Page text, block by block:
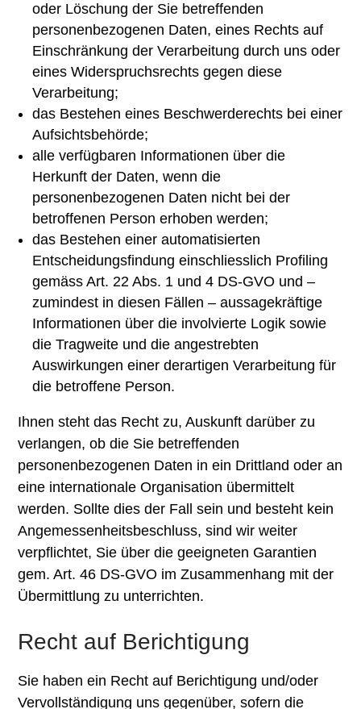
oder Löschung der Sie betreffenden
personenbezogenen Daten, eines Rechts auf
Einschränkung der Verarbeitung durch uns oder
eines Widerspruchsrechts gegen diese
Verarbeitung;
das Bestehen eines Beschwerderechts bei einer
Aufsichtsbehörde;
alle verfügbaren Informationen über die
Herkunft der Daten, wenn die
personenbezogenen Daten nicht bei der
betroffenen Person erhoben werden;
das Bestehen einer automatisierten
Entscheidungsfindung einschliesslich Profiling
gemäss Art. 22 Abs. 1 und 4 DS-GVO und –
zumindest in diesen Fällen – aussagekräftige
Informationen über die involvierte Logik sowie
die Tragweite und die angestrebten
Auswirkungen einer derartigen Verarbeitung für
die betroffene Person.
Ihnen steht das Recht zu, Auskunft darüber zu
verlangen, ob die Sie betreffenden
personenbezogenen Daten in ein Drittland oder an
eine internationale Organisation übermittelt
werden. Sollte dies der Fall sein und besteht kein
Angemessenheitsbeschluss, sind wir weiter
verpflichtet, Sie über die geeigneten Garantien
gem. Art. 46 DS-GVO im Zusammenhang mit der
Übermittlung zu unterrichten.
Recht auf Berichtigung
Sie haben ein Recht auf Berichtigung und/oder
Vervollständigung uns gegenüber, sofern die